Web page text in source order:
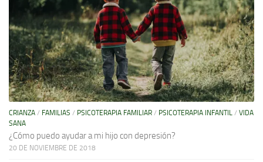
CRIANZA / FAMILIAS / PSICOTERAPIA FAMILIAR / PSICOTERAPIA INFANTIL / VIDA
SANA
¿Cómo puedo ayudar a mi hijo con depresión?
20 DE NOVIEMBRE DE 2018